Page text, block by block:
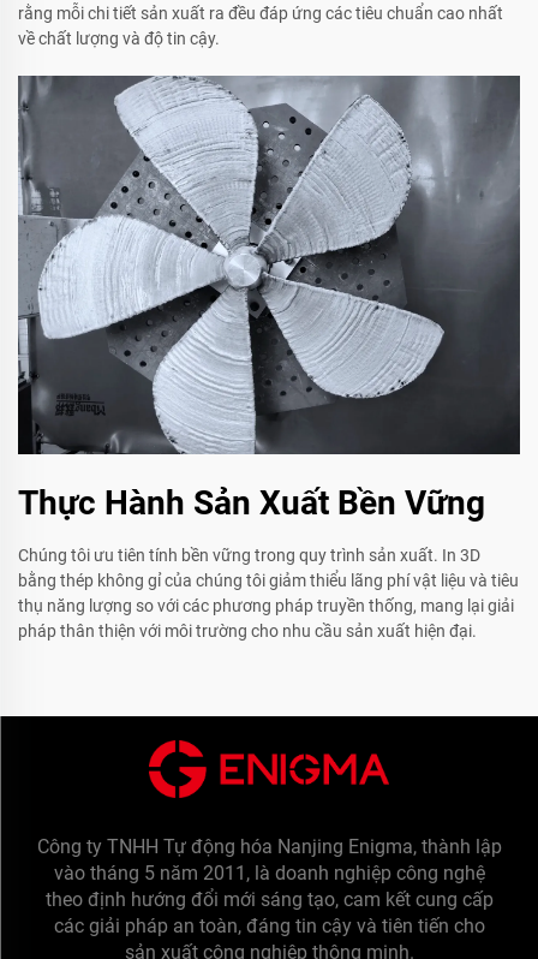
rằng mỗi chi tiết sản xuất ra đều đáp ứng các tiêu chuẩn cao nhất
về chất lượng và độ tin cậy.
Thực Hành Sản Xuất Bền Vững
Chúng tôi ưu tiên tính bền vững trong quy trình sản xuất. In 3D
bằng thép không gỉ của chúng tôi giảm thiểu lãng phí vật liệu và tiêu
thụ năng lượng so với các phương pháp truyền thống, mang lại giải
pháp thân thiện với môi trường cho nhu cầu sản xuất hiện đại.
Công ty TNHH Tự động hóa Nanjing Enigma, thành lập
vào tháng 5 năm 2011, là doanh nghiệp công nghệ
theo định hướng đổi mới sáng tạo, cam kết cung cấp
các giải pháp an toàn, đáng tin cậy và tiên tiến cho
sản xuất công nghiệp thông minh.